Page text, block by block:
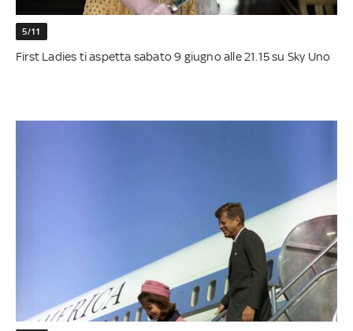
5/11
First Ladies ti aspetta sabato 9 giugno alle 21.15 su Sky Uno